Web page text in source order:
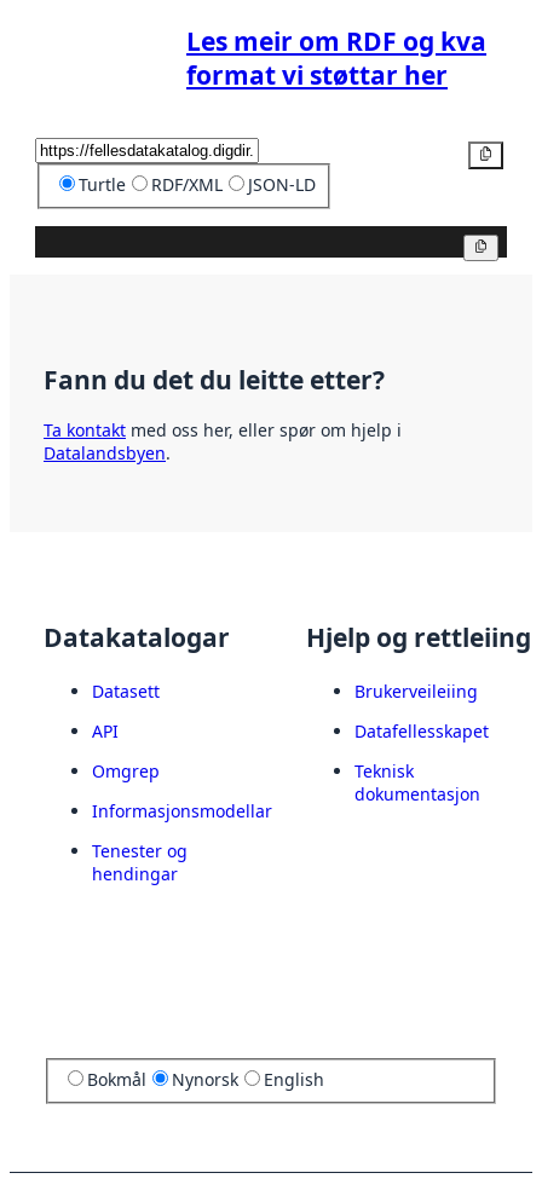
Les meir om RDF og kva
format vi støttar her
Turtle RDF/XML JSON-LD
Fann du det du leitte etter?
Ta kontakt med oss her, eller spør om hjelp i
Datalandsbyen.
Datakatalogar
Datasett
API
Omgrep
Informasjonsmodellar
Tenester og
hendingar
Hjelp og rettleiing
Brukerveileiing
Datafellesskapet
Teknisk
dokumentasjon
Bokmål Nynorsk English